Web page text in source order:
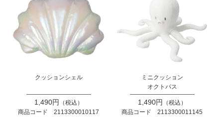
クッションシェル
1,490円
（税込）
商品コード 2113300010117
ミニクッション
オクトパス
1,490円
（税込）
商品コード 2113300011145